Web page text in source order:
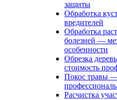
защиты
Обработка
вредителей
Обработка
болезней —
особенности
Обрезка
стоимость
Покос травы
Расчистка